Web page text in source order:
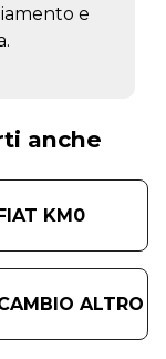
e
anche
KM0
ALTRO